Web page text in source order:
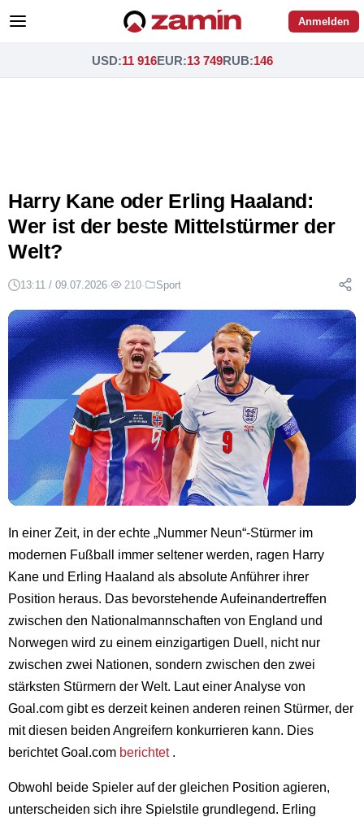
Anmelden
USD:11 916EUR:13 749RUB:146
Harry Kane oder Erling Haaland:
Wer ist der beste Mittelstürmer der
Welt?
13:11 / 09.07.2026· 210· Sport
In einer Zeit, in der echte „Nummer Neun“-Stürmer im
modernen Fußball immer seltener werden, ragen Harry
Kane und Erling Haaland als absolute Anführer ihrer
Position heraus. Das bevorstehende Aufeinandertreffen
zwischen den Nationalmannschaften von England und
Norwegen wird zu einem einzigartigen Duell, nicht nur
zwischen zwei Nationen, sondern zwischen den zwei
stärksten Stürmern der Welt. Laut einer Analyse von
Goal.com gibt es derzeit keinen anderen reinen Stürmer, der
mit diesen beiden Angreifern konkurrieren kann. Dies
berichtet Goal.com berichtet.
Obwohl beide Spieler auf der gleichen Position agieren,
unterscheiden sich ihre Spielstile grundlegend. Erling